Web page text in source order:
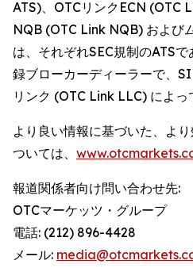
ATS)、OTCリンクECN (OTC
NQB (OTC Link NQB) および
は、それぞれSEC規制のATS
録ブローカーディーラーで、
リンク (OTC Link LLC) によっ
より良い情報に基づいた、よ
ついては、
報道関係者向け問い合わせ先:
OTCマーケッツ・グループ
電話: (212) 896-4428
メール: